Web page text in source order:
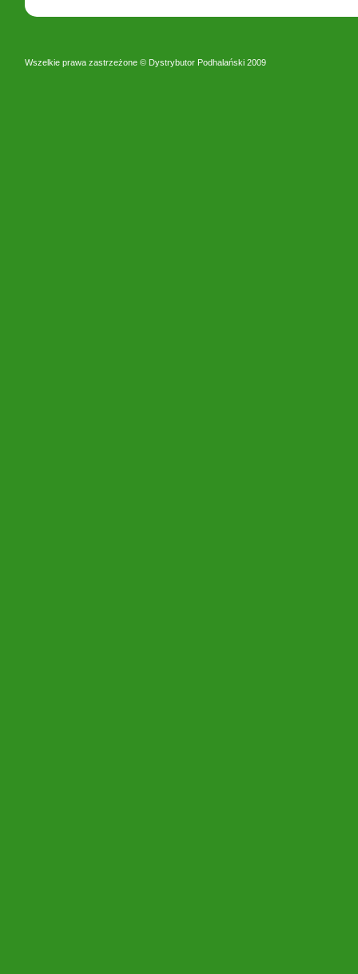
Wszelkie prawa zastrzeżone © Dystrybutor Podhalański 2009